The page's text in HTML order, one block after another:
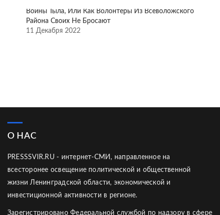
Воины Тыла, Или Как Волонтёры Из Всеволожского
Района Своих Не Бросают
11 Декабря 2022
О НАС
PRESSSVIR.RU - интернет-СМИ, направленное на
всесторонее освещение политической и общественной
жизни Ленинградской области, экономической и
инвестиционной активности в регионе.
Зарегистрировано Федеральной службой по надзору в сфере